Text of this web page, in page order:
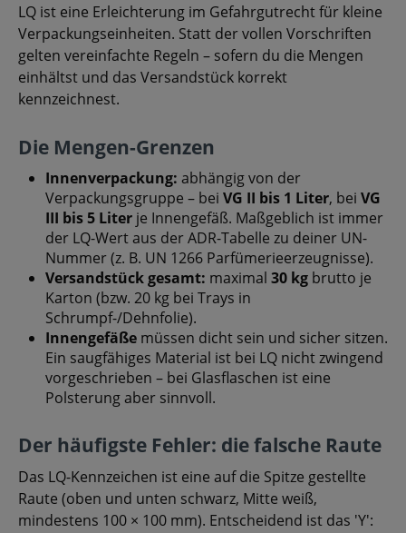
LQ ist eine Erleichterung im Gefahrgutrecht für kleine
Verpackungseinheiten. Statt der vollen Vorschriften
gelten vereinfachte Regeln – sofern du die Mengen
einhältst und das Versandstück korrekt
kennzeichnest.
Die Mengen-Grenzen
Innenverpackung: abhängig von der
Verpackungsgruppe – bei VG II bis 1 Liter, bei VG
III bis 5 Liter je Innengefäß. Maßgeblich ist immer
der LQ-Wert aus der ADR-Tabelle zu deiner UN-
Nummer (z. B. UN 1266 Parfümerieerzeugnisse).
Versandstück gesamt: maximal 30 kg brutto je
Karton (bzw. 20 kg bei Trays in
Schrumpf-/Dehnfolie).
Innengefäße müssen dicht sein und sicher sitzen.
Ein saugfähiges Material ist bei LQ nicht zwingend
vorgeschrieben – bei Glasflaschen ist eine
Polsterung aber sinnvoll.
Der häufigste Fehler: die falsche Raute
Das LQ-Kennzeichen ist eine auf die Spitze gestellte
Raute (oben und unten schwarz, Mitte weiß,
mindestens 100 × 100 mm). Entscheidend ist das 'Y':